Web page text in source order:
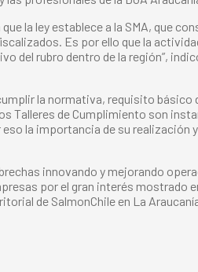
la ley establece a la SMA, que
Es por ello que la
rubro dentro de la región”,
la normativa, requisito
Talleres de Cumplimiento son
la importancia de su realización y
innovando y mejorando
por el gran interés mostrado
de SalmonChile en La